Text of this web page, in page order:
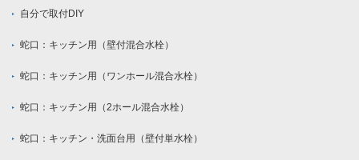
自分で取付DIY
蛇口：キッチン用（壁付混合水栓）
蛇口：キッチン用（ワンホール混合水栓）
蛇口：キッチン用（2ホール混合水栓）
蛇口：キッチン・洗面台用（壁付単水栓）